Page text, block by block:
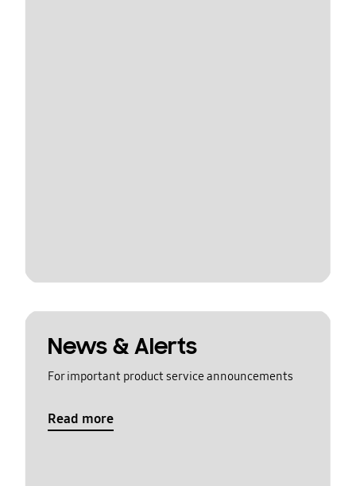
News & Alerts
For important product service announcements
Read more